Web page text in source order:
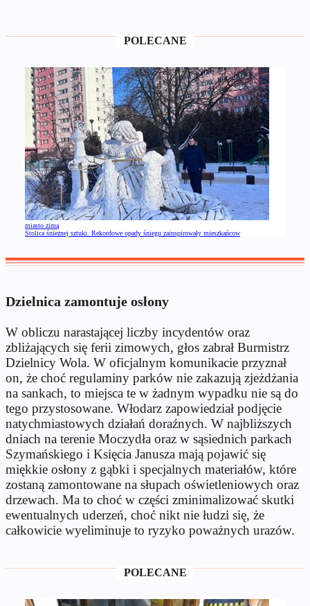
POLECANE
miasto zimą
Stolica śnieżnej sztuki. Rekordowe opady śniegu zainspirowały mieszkańcow
Dzielnica zamontuje osłony
W obliczu narastającej liczby incydentów oraz
zbliżających się ferii zimowych, głos zabrał Burmistrz
Dzielnicy Wola. W oficjalnym komunikacie przyznał
on, że choć regulaminy parków nie zakazują zjeżdżania
na sankach, to miejsca te w żadnym wypadku nie są do
tego przystosowane. Włodarz zapowiedział podjęcie
natychmiastowych działań doraźnych. W najbliższych
dniach na terenie Moczydła oraz w sąsiednich parkach
Szymańskiego i Księcia Janusza mają pojawić się
miękkie osłony z gąbki i specjalnych materiałów, które
zostaną zamontowane na słupach oświetleniowych oraz
drzewach. Ma to choć w części zminimalizować skutki
ewentualnych uderzeń, choć nikt nie łudzi się, że
całkowicie wyeliminuje to ryzyko poważnych urazów.
POLECANE